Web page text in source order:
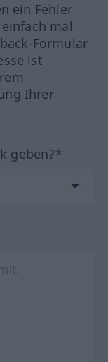
ein Fehler
mal
Formular
ist
Ihrer
geben?*